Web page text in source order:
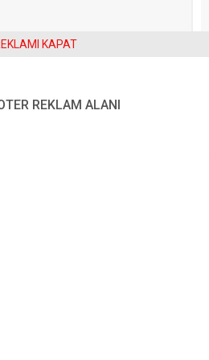
bir tarlada yapılan sondaj
KAPAT
REKLAM ALANI